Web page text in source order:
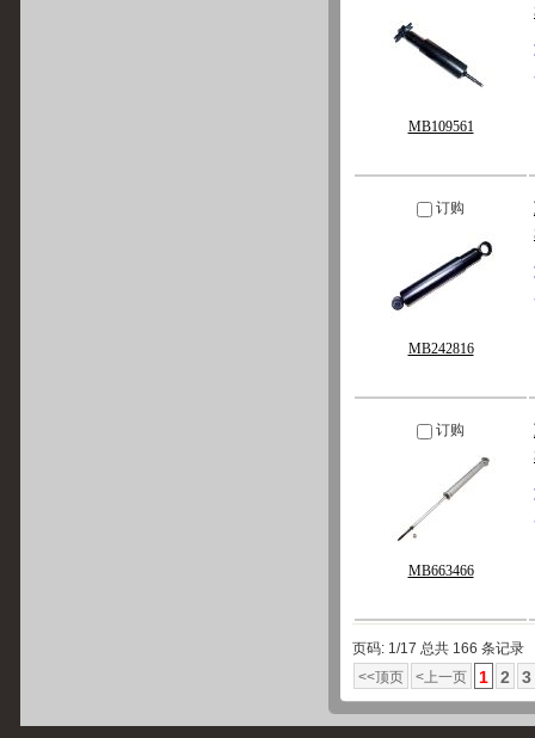
MB109561
订购
MB242816
订购
MB663466
页码: 1/17 总共 166 条记录
<<顶页
<上一页 1 2 3